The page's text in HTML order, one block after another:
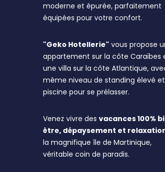
moderne et épurée, parfaitement
équipées pour votre confort.
"Geko Hotellerie" vous propose
appartement sur la côte Caraïbes
une villa sur la côte Atlantique,
même niveau de standing élevé
piscine pour se prélasser.
Venez vivre des vacances 100%
être, dépaysement et
la magnifique île de Martinique,
véritable coin de paradis.